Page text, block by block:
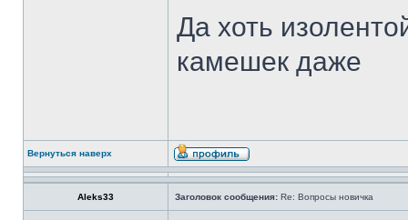
Да хоть
камешек даже
Вернуться наверх
Aleks33 Заголовок сообщения: Re: Вопросы новичка